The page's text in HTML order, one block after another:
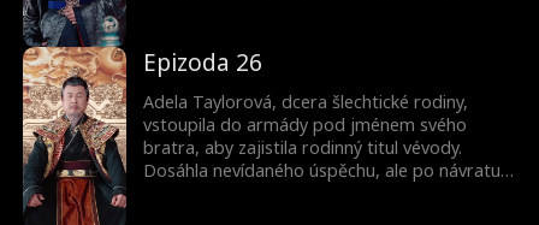
Nečekaně se znovu narodila jako princezna.
Pak začala svou cestu pomsty...
Epizoda 26
Adela Taylorová, dcera šlechtické rodiny,
vstoupila do armády pod jménem svého
bratra, aby zajistila rodinný titul vévody.
Dosáhla nevídaného úspěchu, ale po návratu